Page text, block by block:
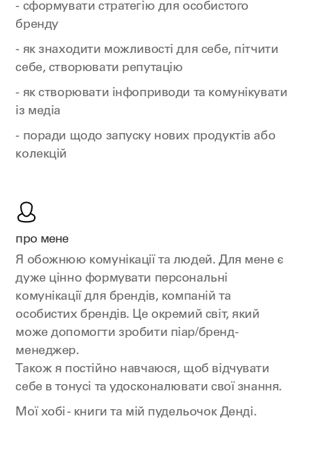
- сформувати стратегію для особистого
бренду
- як знаходити можливості для себе, пітчити
себе, створювати репутацію
- як створювати інфоприводи та комунікувати
із медіа
- поради щодо запуску нових продуктів або
колекцій
про мене
Я обожнюю комунікації та людей. Для мене є
дуже цінно формувати персональні
комунікації для брендів, компаній та
особистих брендів. Це окремий світ, який
може допомогти зробити піар/бренд-
менеджер.
Також я постійно навчаюся, щоб відчувати
себе в тонусі та удосконалювати свої знання.
Мої хобі - книги та мій пудельочок Денді.